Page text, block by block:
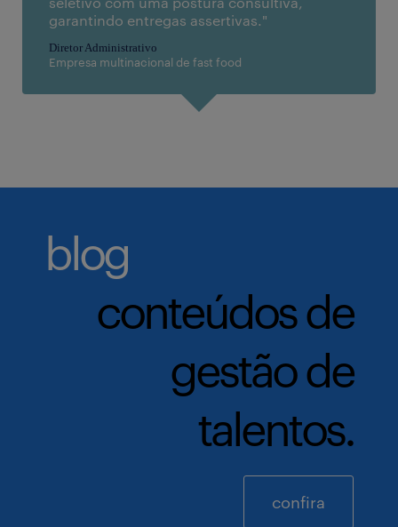
garantindo entregas assertivas."
Diretor Administrativo
Empresa multinacional de fast food
blog
conteúdos de
gestão de
talentos.
confira